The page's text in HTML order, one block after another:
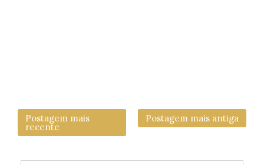
Postagem mais
recente
Postagem mais antiga